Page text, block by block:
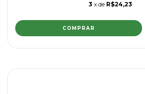
3 x de R$24,23